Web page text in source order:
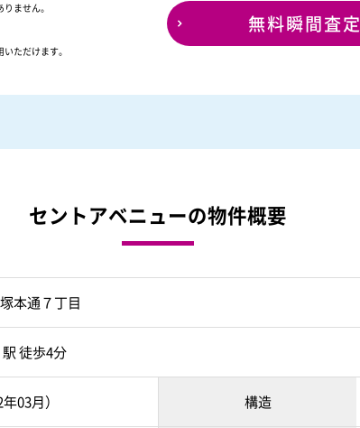
無料瞬間査
ません。
ただけます。
セントアベニューの物件概要
本通７丁目
徒歩4分
03月） 構造